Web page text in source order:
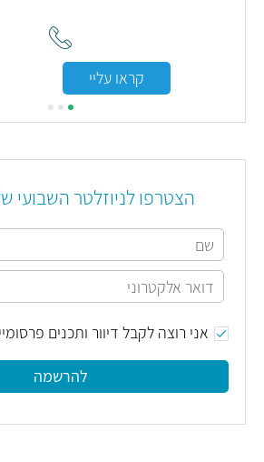
הצטרפו לניוזלטר השבועי
אני רוצה לקבל דיוור ותכנים
להרשמה